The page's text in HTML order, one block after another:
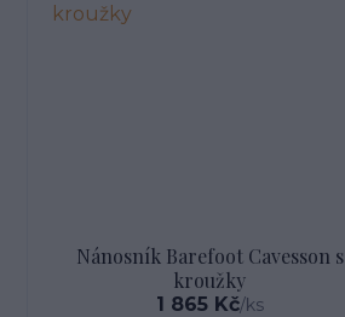
Nánosník Barefoot Cavesson s
kroužky
1 865 Kč/ks